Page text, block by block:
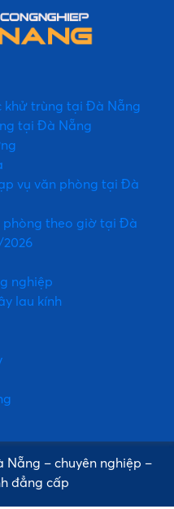
khử trùng tại Đà Nẵng
tại Đà Nẵng
vụ văn phòng tại Đà
phòng theo giờ tại Đà
2026
nghiệp
lau kính
Nẵng – chuyên nghiệp –
đẳng cấp